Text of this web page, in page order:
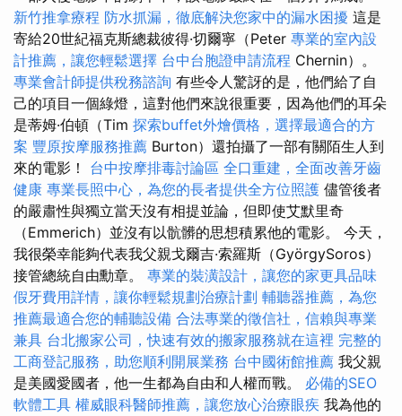
新竹推拿療程 防水抓漏，徹底解決您家中的漏水困擾 這是
寄給20世紀福克斯總裁彼得·切爾寧（Peter 專業的室內設
計推薦，讓您輕鬆選擇 台中台胞證申請流程 Chernin）。
專業會計師提供稅務諮詢 有些令人驚訝的是，他們給了自
己的項目一個綠燈，這對他們來說很重要，因為他們的耳朵
是蒂姆·伯頓（Tim 探索buffet外燴價格，選擇最適合的方
案 豐原按摩服務推薦 Burton）還拍攝了一部有關陌生人到
來的電影！ 台中按摩排毒討論區 全口重建，全面改善牙齒
健康 專業長照中心，為您的長者提供全方位照護 儘管後者
的嚴肅性與獨立當天沒有相提並論，但即使艾默里奇
（Emmerich）並沒有以骯髒的思想積累他的電影。 今天，
我很榮幸能夠代表我父親戈爾吉·索羅斯（GyörgySoros）
接管總統自由勳章。 專業的裝潢設計，讓您的家更具品味
假牙費用詳情，讓你輕鬆規劃治療計劃 輔聽器推薦，為您
推薦最適合您的輔聽設備 合法專業的徵信社，信賴與專業
兼具 台北搬家公司，快速有效的搬家服務就在這裡 完整的
工商登記服務，助您順利開展業務 台中國術館推薦 我父親
是美國愛國者，他一生都為自由和人權而戰。 必備的SEO
軟體工具 權威眼科醫師推薦，讓您放心治療眼疾 我為他的